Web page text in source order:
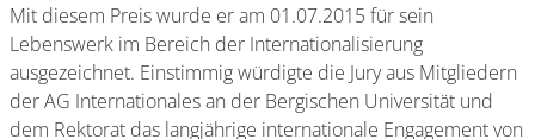
Mit diesem Preis wurde er am 01.07.2015 für sein
Lebenswerk im Bereich der Internationalisierung
ausgezeichnet. Einstimmig würdigte die Jury aus Mitgliedern
der AG Internationales an der Bergischen Universität und
dem Rektorat das langjährige internationale Engagement von